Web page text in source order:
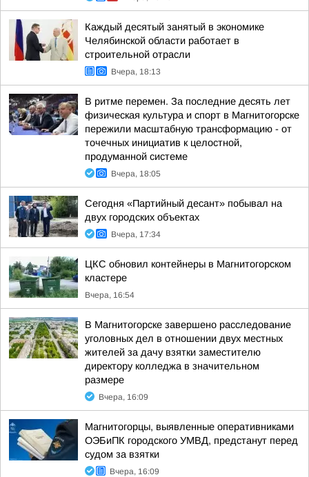
Каждый десятый занятый в экономике
Челябинской области работает в
строительной отрасли
Вчера, 18:13
В ритме перемен. За последние десять лет
физическая культура и спорт в Магнитогорске
пережили масштабную трансформацию - от
точечных инициатив к целостной,
продуманной системе
Вчера, 18:05
Сегодня «Партийный десант» побывал на
двух городских объектах
Вчера, 17:34
ЦКС обновил контейнеры в Магнитогорском
кластере
Вчера, 16:54
В Магнитогорске завершено расследование
уголовных дел в отношении двух местных
жителей за дачу взятки заместителю
директору колледжа в значительном
размере
Вчера, 16:09
Магнитогорцы, выявленные оперативниками
ОЭБиПК городского УМВД, предстанут перед
судом за взятки
Вчера, 16:09